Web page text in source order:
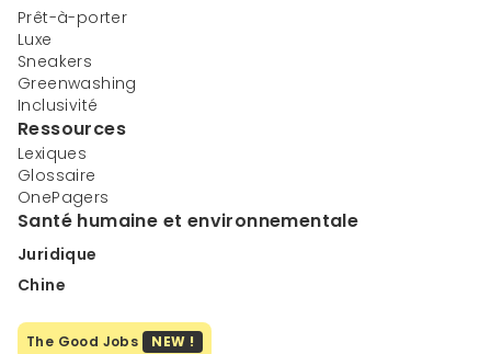
Prêt-à-porter
Luxe
Sneakers
Greenwashing
Inclusivité
Ressources
Lexiques
Glossaire
OnePagers
Santé humaine et environnementale
Juridique
Chine
The Good Jobs NEW !